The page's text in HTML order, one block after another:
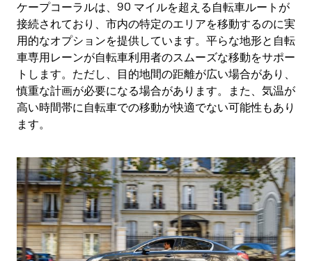
ケープコーラルは、90 マイルを超える自転車ルートが
接続されており、市内の特定のエリアを移動するのに実
用的なオプションを提供しています。平らな地形と自転
車専用レーンが自転車利用者のスムーズな移動をサポー
トします。ただし、目的地間の距離が広い場合があり、
慎重な計画が必要になる場合があります。また、気温が
高い時間帯に自転車での移動が快適でない可能性もあり
ます。